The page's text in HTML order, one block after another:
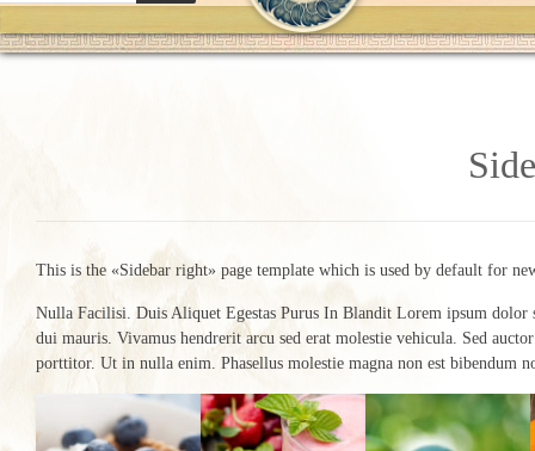
This is the «Sidebar right» page template which is used by default for
Nulla Facilisi. Duis Aliquet Egestas Purus In Blandit Lorem ipsum
dui mauris. Vivamus hendrerit arcu sed erat molestie vehicula. Sed
porttitor. Ut in nulla enim. Phasellus molestie magna non est bibendum